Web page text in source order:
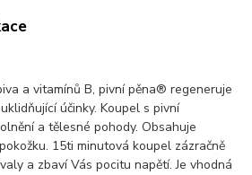
a vitamínů B, pivní pěna® regeneruje
účinky. Koupel s pivní
a tělesné pohody. Obsahuje
15ti minutová koupel zázračně
a zbaví Vás pocitu napětí. Je vhodná